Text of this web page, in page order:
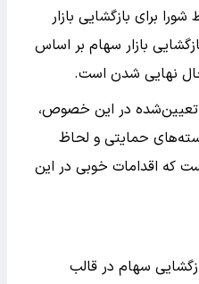
برای بازگشایی بازار
بازار سهام بر اساس
نهایی شدن است.
تعیین‌شده در این خصوص،
حمایتی و لحاظ
که اقدامات خوبی در این
سهام در قالب